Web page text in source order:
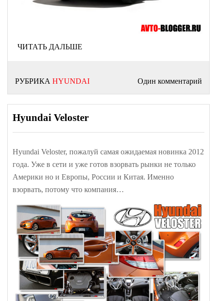
ЧИТАТЬ ДАЛЬШЕ
РУБРИКА HYUNDAI Один комментарий
Hyundai Veloster
Hyundai Veloster, пожалуй самая ожидаемая новинка 2012
года. Уже в сети и уже готов взорвать рынки не только
Америки но и Европы, России и Китая. Именно
взорвать, потому что компания…